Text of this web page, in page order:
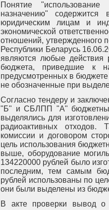
Понятие
назначению"
юридическим лицам и
экономической
отношений, утвержденного
Республики Беларусь
являются любые действия
бюджета, приведшие к
предусмотренных в
не обозначенные при
Согласно тендеру и
"Б" и СБЛПП "А"
выделялись для
радиоактивных отходов.
комиссии и договором
цель использования
выше, оборудование
134220000 рублей было
последним, тем самым
рублей использованы по
они были выделены из
В акте проверки вывод о